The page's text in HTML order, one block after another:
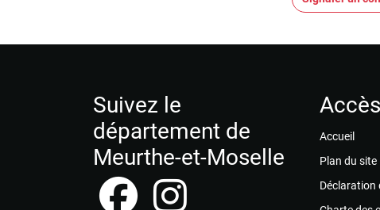
Suivez le
département de
Meurthe-et-Moselle
Accueil
Plan du site
Déclaration